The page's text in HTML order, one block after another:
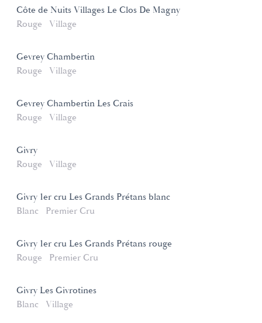
Côte de Nuits Villages Le Clos De Magny
Rouge
Village
Gevrey Chambertin
Rouge
Village
Gevrey Chambertin Les Crais
Rouge
Village
Givry
Rouge
Village
Givry 1er cru Les Grands Prétans blanc
Blanc
Premier Cru
Givry 1er cru Les Grands Prétans rouge
Rouge
Premier Cru
Givry Les Givrotines
Blanc
Village